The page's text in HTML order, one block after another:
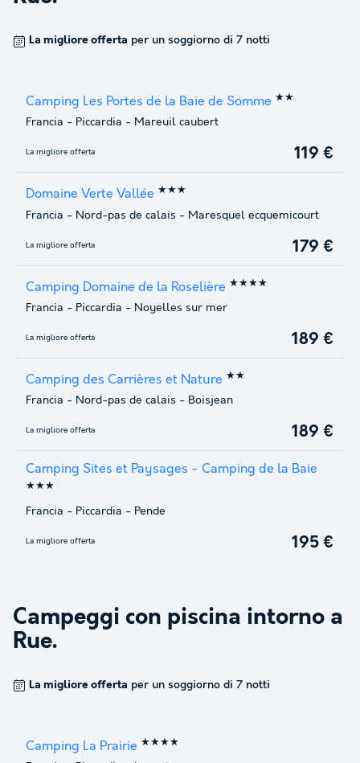
La migliore offerta per un soggiorno di 7 notti
Camping Les Portes de la Baie de Somme ★★
Francia - Piccardia - Mareuil caubert
La migliore offerta 119 €
Domaine Verte Vallée ★★★
Francia - Nord-pas de calais - Maresquel ecquemicourt
La migliore offerta 179 €
Camping Domaine de la Roselière ★★★★
Francia - Piccardia - Noyelles sur mer
La migliore offerta 189 €
Camping des Carrières et Nature ★★
Francia - Nord-pas de calais - Boisjean
La migliore offerta 189 €
Camping Sites et Paysages - Camping de la Baie
★★★
Francia - Piccardia - Pende
La migliore offerta 195 €
Campeggi con piscina intorno a
Rue.
La migliore offerta per un soggiorno di 7 notti
Camping La Prairie ★★★★